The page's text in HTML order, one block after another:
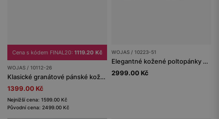
Cena s kódem FINAL20: 1119.20 Kč
WOJAS / 10112-26
Klasické granátové pánské kožené boty z nubuku
1399.00 Kč
Nejnižší cena: 1599.00 Kč
Původní cena: 2499.00 Kč
WOJAS / 10223-51
Elegantné kožené poltopánky s ozdobným šitím
2999.00 Kč